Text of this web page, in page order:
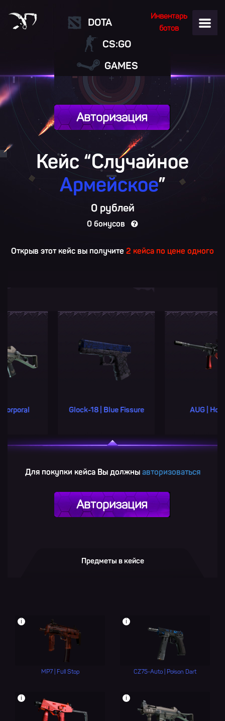
Инвентарь
ботов
DOTA
CS:GO
GAMES
Авторизация
Кейс “Случайное
Армейское”
0 рублей
0 бонусов
Открыв этот кейс вы получите 2 кейса по цене одного
18 | Blue Fissure AUG | Hot Rod
Для покупки кейса Вы должны авторизоваться
Авторизация
Предметы в кейсе
i
MP7 | Full Stop
i
CZ75-Auto | Poison Dart
i i